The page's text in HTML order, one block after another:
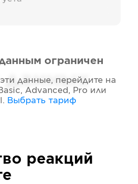
данных
ограничен
данные, перейдите на
Advanced, Pro или
. Выбрать тариф
реакций